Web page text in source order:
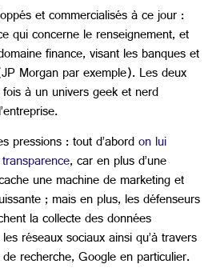
et commercialisés à ce jour :
qui concerne le renseignement, et
finance, visant les banques et
Morgan par exemple). Les deux
à un univers geek et nerd
pressions : tout d’abordon lui
, car en plus d’une
une machine de marketing et
; mais en plus, les défenseurs
la collecte des données
réseaux sociaux ainsi qu’à travers
recherche, Google en particulier.